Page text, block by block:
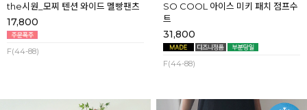
the시원_모찌 텐션 와이드 멜빵팬츠
17,800
F(44-88)
SO COOL 아이스 미키 패치 점프수
트
31,800
F(44-88)